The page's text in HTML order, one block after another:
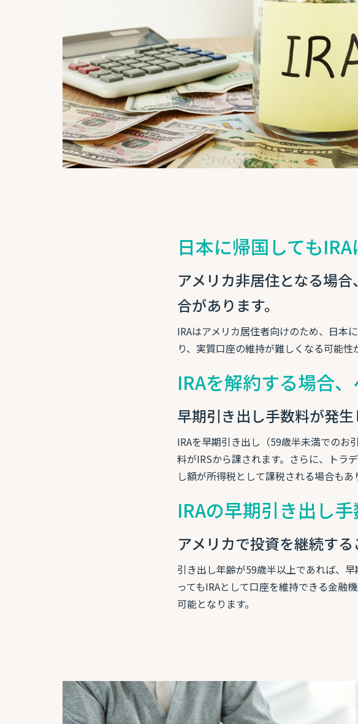
日本に帰国しても
アメリカ非居住となる場
合があります。
IRAはアメリカ居住者向けのため、日本
り、実質口座の維持が難しくなる可能性
IRAを解約する場合
早期引き出し手数料が発生
IRAを早期引き出し（59歳半未満での
料がIRSから課されます。さらに、トラ
し額が所得税として課税される場合もあ
IRAの早期引き出し
アメリカで投資を継続する
引き出し年齢が59歳半以上であれば、
ってもIRAとして口座を維持できる金融
可能となります。